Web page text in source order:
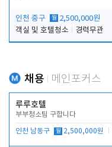
인천 중구 월 2,500,000원
객실 및 호텔청소
경력무관
채용 메인포커스
루루호텔
부부청소팀 구합니다
인천 남동구 월 2,500,000원